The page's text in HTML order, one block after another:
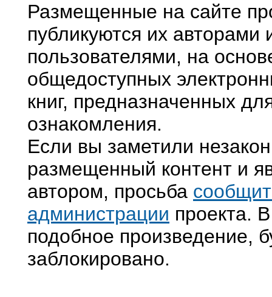
Размещенные на сайте
публикуются их авторами
пользователями, на
общедоступных
книг, предназначенных
ознакомления.
Если вы заметили
размещенный контент и
автором, просьба
администрации проекта.
подобное произведение,
заблокировано.